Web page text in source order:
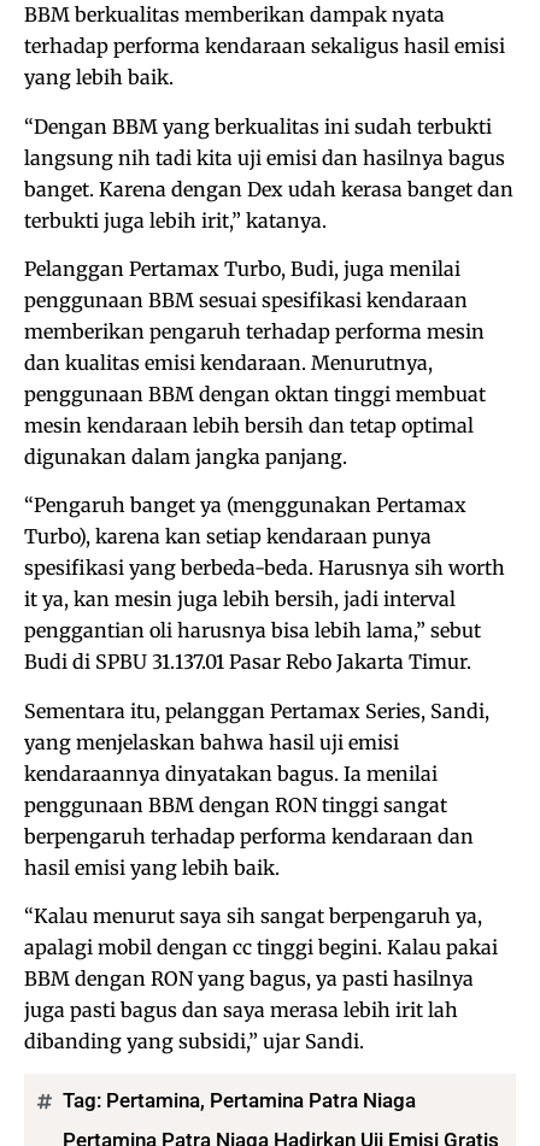
BBM berkualitas memberikan dampak nyata
terhadap performa kendaraan sekaligus hasil emisi
yang lebih baik.
“Dengan BBM yang berkualitas ini sudah terbukti
langsung nih tadi kita uji emisi dan hasilnya bagus
banget. Karena dengan Dex udah kerasa banget dan
terbukti juga lebih irit,” katanya.
Pelanggan Pertamax Turbo, Budi, juga menilai
penggunaan BBM sesuai spesifikasi kendaraan
memberikan pengaruh terhadap performa mesin
dan kualitas emisi kendaraan. Menurutnya,
penggunaan BBM dengan oktan tinggi membuat
mesin kendaraan lebih bersih dan tetap optimal
digunakan dalam jangka panjang.
“Pengaruh banget ya (menggunakan Pertamax
Turbo), karena kan setiap kendaraan punya
spesifikasi yang berbeda-beda. Harusnya sih worth
it ya, kan mesin juga lebih bersih, jadi interval
penggantian oli harusnya bisa lebih lama,” sebut
Budi di SPBU 31.137.01 Pasar Rebo Jakarta Timur.
Sementara itu, pelanggan Pertamax Series, Sandi,
yang menjelaskan bahwa hasil uji emisi
kendaraannya dinyatakan bagus. Ia menilai
penggunaan BBM dengan RON tinggi sangat
berpengaruh terhadap performa kendaraan dan
hasil emisi yang lebih baik.
“Kalau menurut saya sih sangat berpengaruh ya,
apalagi mobil dengan cc tinggi begini. Kalau pakai
BBM dengan RON yang bagus, ya pasti hasilnya
juga pasti bagus dan saya merasa lebih irit lah
dibanding yang subsidi,” ujar Sandi.
Tag: Pertamina, Pertamina Patra Niaga
Pertamina Patra Niaga Hadirkan Uji Emisi Gratis